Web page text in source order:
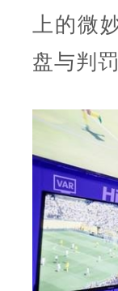
上的微
盘与判